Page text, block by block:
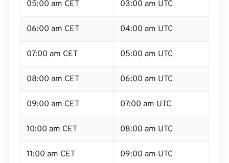
05:00 am CET 03:00 am UTC
06:00 am CET 04:00 am UTC
07:00 am CET 05:00 am UTC
08:00 am CET 06:00 am UTC
09:00 am CET 07:00 am UTC
10:00 am CET 08:00 am UTC
11:00 am CET 09:00 am UTC